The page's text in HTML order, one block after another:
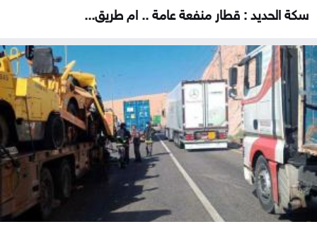
سكة الحديد : قطار منفعة عامة .. ام طريق...